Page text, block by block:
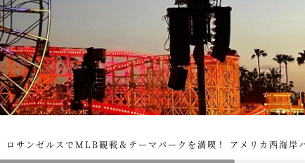
ロサンゼルスでMLB観戦＆テーマパークを満喫！ アメリカ西海岸